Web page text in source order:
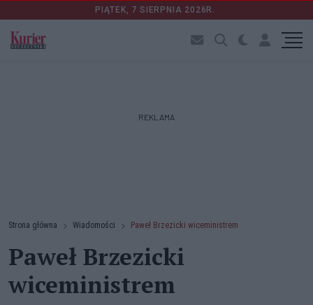
PIĄTEK, 7 SIERPNIA 2026R.
REKLAMA
Strona główna Wiadomości Paweł Brzezicki wiceministrem
Paweł Brzezicki
wiceministrem